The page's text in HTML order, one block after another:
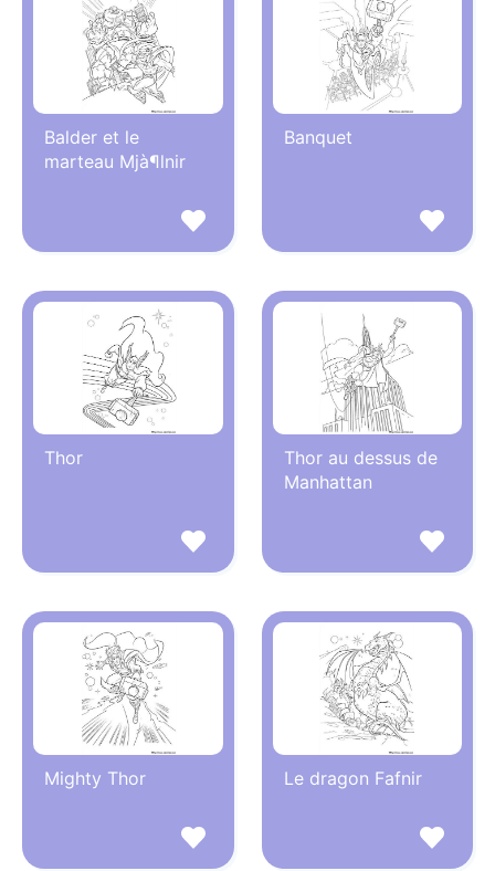
Balder et le
marteau Mjà¶lnir
Banquet
Thor
Thor au dessus de
Manhattan
Mighty Thor Le dragon Fafnir